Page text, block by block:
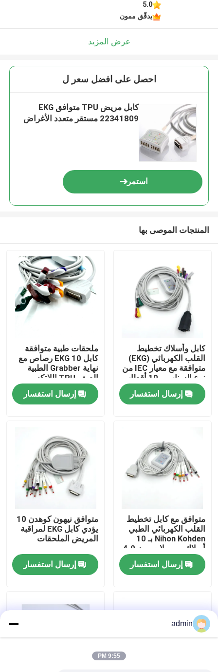
منزل
حول بنا
جولة في المعمل
اتصل بنا
طلب اقتباس
مستشعر SPO2 القابل للتصرف
5.0
يدقّق ممون
عرض المزيد
احصل على افضل سعر ل
كابل مريض TPU متوافق EKG
22341809 مستقر متعدد الأغراض
استمر
المنتجات الموصى بها
كابل وأسلاك تخطيط
القلب الكهربائي (EKG)
متوافقة مع معيار IEC من
نوع السناب بـ 10 أقطاب
من زول
إرسال استفسار
ملحقات طبية متوافقة
كابل EKG 10 رصاص مع
نهاية Grabber الطبية
الصف TPU اللاتكس
المستهلكات الطبية
معتمدة RoHSإرسال استفسار
متوافق مع كابل تخطيط
القلب الكهربائي الطبي
Nihon Kohden بـ 10
أسلاك، موصلات موز 4.0
AHA، ملحق لشاشة
المريضإرسال استفسار
متوافق نيهون كوهدن 10
يؤدي كابل EKG لمراقبة
المريض الملحقات
إرسال استفسار
admin
9:55 PM